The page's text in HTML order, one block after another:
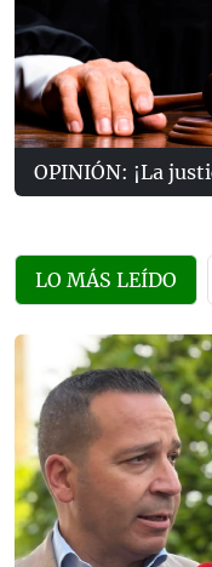
OPINIÓN: ¡La
LO MÁS LEÍDO